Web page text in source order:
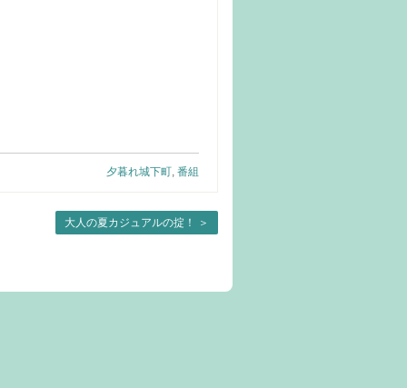
夕暮れ城下町, 番組
大人の夏カジュアルの掟！ ＞